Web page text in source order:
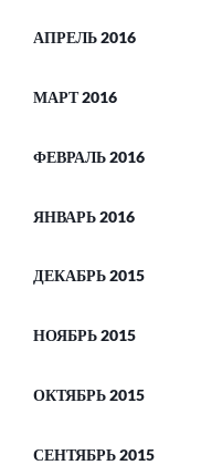
АПРЕЛЬ 2016
МАРТ 2016
ФЕВРАЛЬ 2016
ЯНВАРЬ 2016
ДЕКАБРЬ 2015
НОЯБРЬ 2015
ОКТЯБРЬ 2015
СЕНТЯБРЬ 2015